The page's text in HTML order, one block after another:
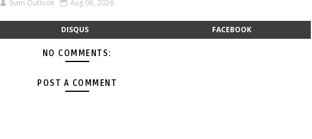
Siam Outlook Aug 06, 2026
DISQUS FACEBOOK
NO COMMENTS:
POST A COMMENT